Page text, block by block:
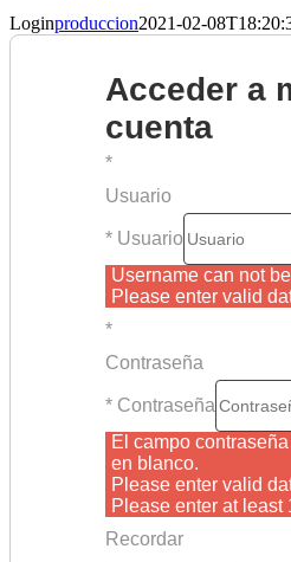
Loginproduccion2021-02-
Acceder a
cuenta
*
Usuario
* Usuario
Username can not
Please enter valid
*
Contraseña
* Contraseña
El campo
en blanco.
Please enter valid
Please enter at least
Recordar